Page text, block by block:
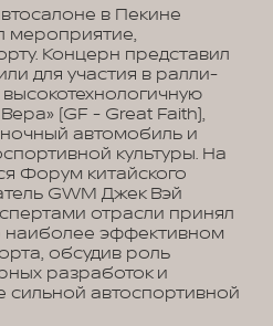
в Пекине
мероприятие,
Концерн представил
для участия в ралли-
(GF - Great Faith),
автомобиль и
культуры. На
Форум китайского
GWM Джек Вэй
отрасли принял
наиболее эффективном
обсудив роль
разработок и
автоспортивной